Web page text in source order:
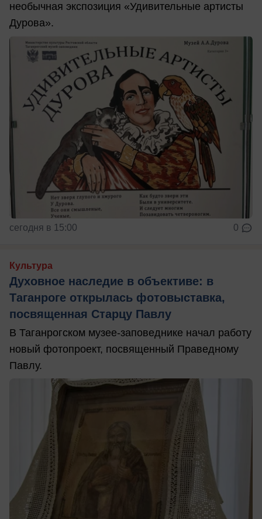
необычная экспозиция «Удивительные артисты
Дурова».
сегодня в 15:00 0
Культура
Духовное наследие в объективе: в
Таганроге открылась фотовыставка,
посвященная Старцу Павлу
В Таганрогском музее-заповеднике начал работу
новый фотопроект, посвященный Праведному
Павлу.